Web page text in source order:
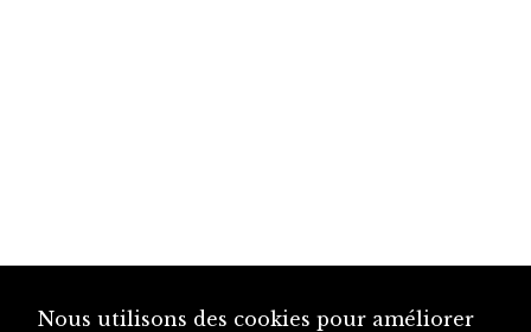
Nous utilisons des cookies pour améliorer